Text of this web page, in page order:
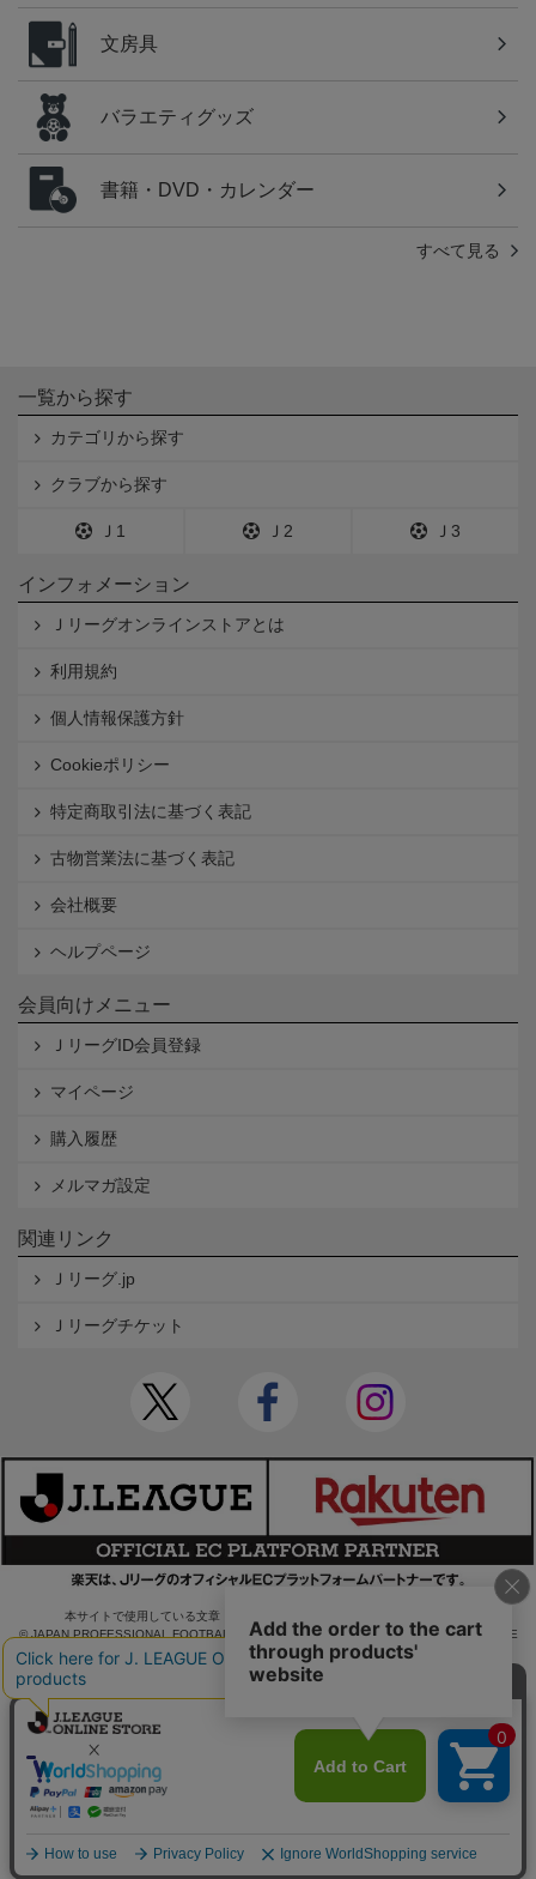
文房具
バラエティグッズ
書籍・DVD・カレンダー
すべて見る
一覧から探す
カテゴリから探す
クラブから探す
Ｊ1 Ｊ2 Ｊ3
インフォメーション
Ｊリーグオンラインストアとは
利用規約
個人情報保護方針
Cookieポリシー
特定商取引法に基づく表記
古物営業法に基づく表記
会社概要
ヘルプページ
会員向けメニュー
ＪリーグID会員登録
マイページ
購入履歴
メルマガ設定
関連リンク
Ｊリーグ.jp
Ｊリーグチケット
本サイトで使用している文章・画像等の無断での複製・転載を禁止します。
© JAPAN PROFESSIONAL FOOTBALL LEAGUE Rakuten Group, Inc. ALL RIGHTS RE
SERVED.